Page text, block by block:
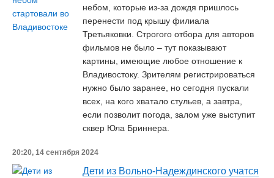
небом, которые из-за дождя пришлось
перенести под крышу филиала
Третьяковки. Строгого отбора для авторов
фильмов не было – тут показывают
картины, имеющие любое отношение к
Владивостоку. Зрителям регистрироваться
нужно было заранее, но сегодня пускали
всех, на кого хватало стульев, а завтра,
если позволит погода, залом уже выступит
сквер Юла Бриннера.
20:20, 14 сентября 2024
Дети из Вольно-Надеждинского учатся